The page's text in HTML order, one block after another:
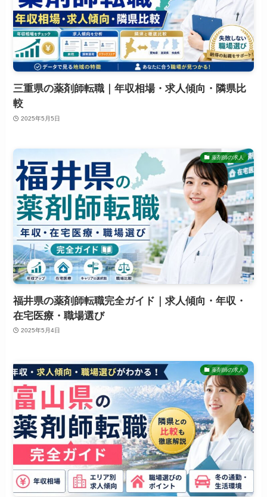
三重県の薬剤師転職｜年収相場・求人傾向・隣県比
較
2025年5月5日
薬剤師の求人
福井県の薬剤師転職完全ガイド｜求人傾向・年収・
在宅医療・職場選び
2025年5月4日
薬剤師の求人